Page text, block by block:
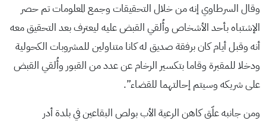
وقال السرطاوي إنه من خلال التحقيقات وجمع المعلومات تم حصر
الإشتباه بأحد الأشخاص وأُلقي القبض عليه ليعترف بعد التحقيق معه
أنه وقبل أيام كان برفقة صديق له كانا متناولين للمشروبات الكحولية
ودخلا للمقبرة وقاما بتكسير الرخام عن عدد من القبور وأُلقي القبض
على شريكه وسيتم إحالتهما للقضاء”.
ومن جانبه علّق كاهن الرعية الأب بولص البقاعين في بلدة أدر